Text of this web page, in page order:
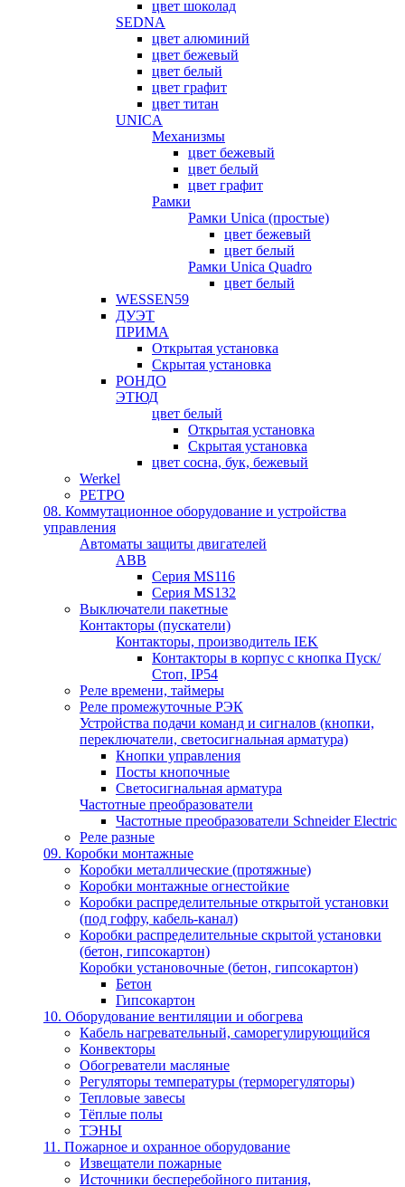
цвет шоколад
SEDNA
цвет алюминий
цвет бежевый
цвет белый
цвет графит
цвет титан
UNICA
Механизмы
цвет бежевый
цвет белый
цвет графит
Рамки
Рамки Unica (простые)
цвет бежевый
цвет белый
Рамки Unica Quadro
цвет белый
WESSEN59
ДУЭТ
ПРИМА
Открытая установка
Скрытая установка
РОНДО
ЭТЮД
цвет белый
Открытая установка
Скрытая установка
цвет сосна, бук, бежевый
Werkel
РЕТРО
08. Коммутационное оборудование и устройства
управления
Автоматы защиты двигателей
ABB
Серия MS116
Серия MS132
Выключатели пакетные
Контакторы (пускатели)
Контакторы, производитель IEK
Контакторы в корпус с кнопка Пуск/
Стоп, IP54
Реле времени, таймеры
Реле промежуточные РЭК
Устройства подачи команд и сигналов (кнопки,
переключатели, светосигнальная арматура)
Кнопки управления
Посты кнопочные
Светосигнальная арматура
Частотные преобразователи
Частотные преобразователи Schneider Electric
Реле разные
09. Коробки монтажные
Коробки металлические (протяжные)
Коробки монтажные огнестойкие
Коробки распределительные открытой установки
(под гофру, кабель-канал)
Коробки распределительные скрытой установки
(бетон, гипсокартон)
Коробки установочные (бетон, гипсокартон)
Бетон
Гипсокартон
10. Оборудование вентиляции и обогрева
Кабель нагревательный, саморегулирующийся
Конвекторы
Обогреватели масляные
Регуляторы температуры (терморегуляторы)
Тепловые завесы
Тёплые полы
ТЭНЫ
11. Пожарное и охранное оборудование
Извещатели пожарные
Источники бесперебойного питания,